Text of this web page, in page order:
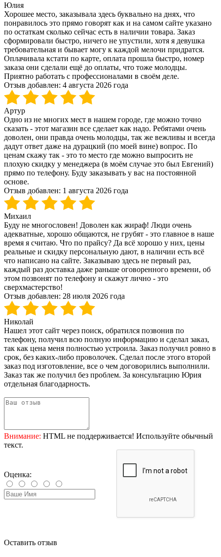
Юлия
Хорошее место, заказывала здесь буквально на днях, что
понравилось это прямо говорят как и на самом сайте указано
по остаткам сколько сейчас есть в наличии товара. Заказ
сформировали быстро, ничего не упустили, хотя я девушка
требовательная и бывает могу к каждой мелочи придратся.
Оплачивала кстати по карте, оплата прошла быстро, номер
заказа они сделали ещё до оплаты, что тоже молодцы.
Приятно работать с профессионалами в своём деле.
Отзыв добавлен: 4 августа 2026 года
Артур
Одно из не многих мест в нашем городе, где можно точно
сказать - этот магазин все сделает как надо. Ребятами очень
доволен, они правда очень молодцы, так же вежливы и всегда
дадут ответ даже на дурацкий (по моей вине) вопрос. По
ценам скажу так - это то место где можно выпросить не
плохую скидку у менеджера (в моём случае это был Евгений)
прямо по телефону. Буду заказывать у вас на постоянной
основе.
Отзыв добавлен: 1 августа 2026 года
Михаил
Буду не многословен! Доволен как жираф! Люди очень
адекватные, хорошо общаются, не грубят - это главное в наше
время я считаю. Что по прайсу? Да всё хорошо у них, цены
реальные и скидку персональную дают, в наличии есть всё
что написано на сайте. Заказываю здесь не первый раз,
каждый раз доставка даже раньше оговоренного времени, об
этом позвонят по телефону и скажут лично - это
сверхмастерство!
Отзыв добавлен: 28 июля 2026 года
Николай
Нашел этот сайт через поиск, обратился позвонив по
телефону, получил всю полную информацию и сделал заказ,
так как цена меня полностью устроила. Заказ получил ровно в
срок, без каких-либо проволочек. Сделал после этого второй
заказ под изготовление, все о чем договорились выполнили.
Заказ так же получил без проблем. За консультацию Юрия
отдельная благодарность.
Внимание: HTML не поддерживается! Используйте обычный
текст.
Оценка:
Оставить отзыв